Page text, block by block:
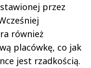
przez
również
placówkę, co jak
jest rzadkością.